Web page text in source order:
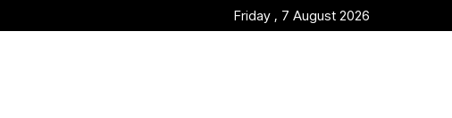
Friday , 7 August 2026